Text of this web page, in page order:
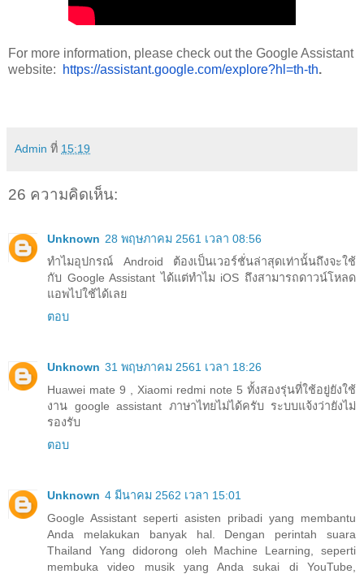
For more information, please check out the Google Assistant
website:
https://assistant.google.com/explore?hl=th-th.
Admin ที่ 15:19
26 ความคิดเห็น:
Unknown 28 พฤษภาคม 2561 เวลา 08:56
ทำไมอุปกรณ์ Android ต้องเป็นเวอร์ชั่นล่าสุดเท่านั้นถึงจะใช้
กับ Google Assistant ได้แต่ทำไม iOS ถึงสามารถดาวน์โหลด
แอพไปใช้ได้เลย
ตอบ
Unknown 31 พฤษภาคม 2561 เวลา 18:26
Huawei mate 9 , Xiaomi redmi note 5 ทั้งสองรุ่นที่ใช้อยู่ยังใช้
งาน google assistant ภาษาไทยไม่ได้ครับ ระบบแจ้งว่ายังไม่
รองรับ
ตอบ
Unknown 4 มีนาคม 2562 เวลา 15:01
Google Assistant seperti asisten pribadi yang membantu
Anda melakukan banyak hal. Dengan perintah suara
Thailand Yang didorong oleh Machine Learning, seperti
membuka video musik yang Anda sukai di YouTube,